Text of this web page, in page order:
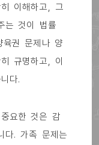
이해하고, 그
는 것이 법률
권 문제나 양
규명하고, 이
다.
요한 것은 감
다. 가족 문제는